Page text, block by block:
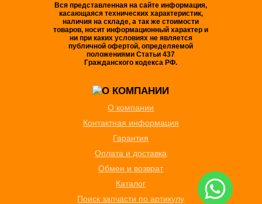
Вся представленная на сайте информация,
касающаяся технических характеристик,
наличия на складе, а так же стоимости
товаров, носит информационный характер и
ни при каких условиях не является
публичной офертой, определяемой
положениями Статьи 437
Гражданского кодекса РФ.
О компании
Контактная информация
Гарантия
Оплата и доставка
Обмен и возврат
Каталог
Поиск запчасти по артикулу